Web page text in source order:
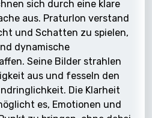
sich durch eine klare
aus. Praturlon verstand
und Schatten zu spielen,
dynamische
Seine Bilder strahlen
aus und fesseln den
Die Klarheit
es, Emotionen und